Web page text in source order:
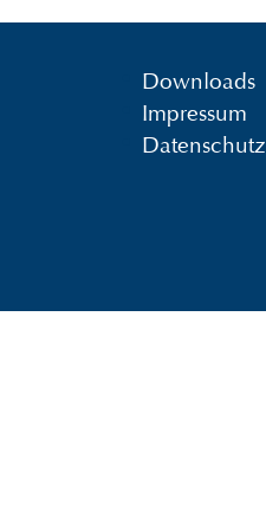
Downloads
Impressum
Datenschutz